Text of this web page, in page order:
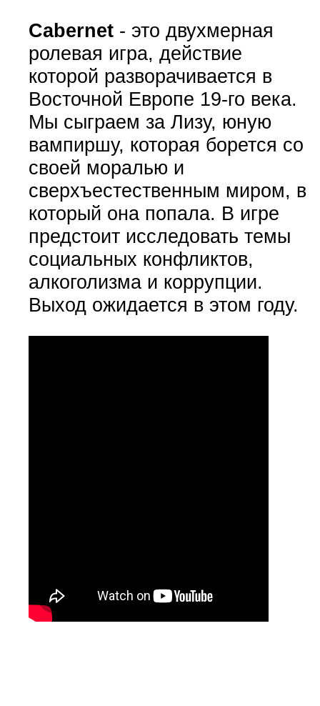
Cabernet- это двухмерная
ролевая игра, действие
которой разворачивается в
Восточной Европе 19-го века.
Мы сыграем за Лизу, юную
вампиршу, которая борется со
своей моралью и
сверхъестественным миром, в
который она попала. В игре
предстоит исследовать темы
социальных конфликтов,
алкоголизма и коррупции.
Выход ожидается в этом году.